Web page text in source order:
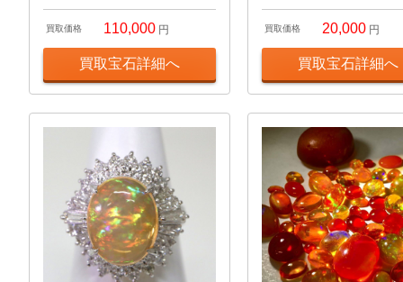
買取価格 110,000 円
買取宝石詳細へ
買取価格 20,000 円
買取宝石詳細へ